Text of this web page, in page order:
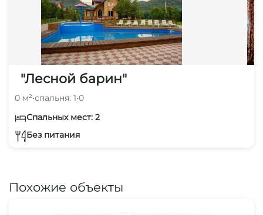
"Лесной барин"
0 м²•спальня: 1•0
Спальных мест: 2
Без питания
Похожие объекты